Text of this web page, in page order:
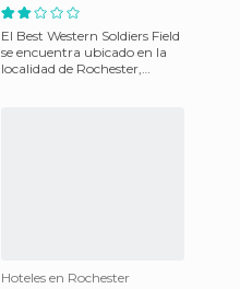
El Best Western Soldiers Field
se encuentra ubicado en la
localidad de Rochester,
Hoteles en Rochester